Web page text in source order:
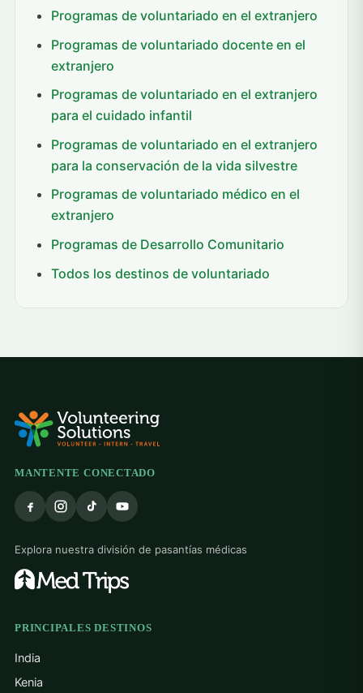
Programas de voluntariado en el extranjero
Programas de voluntariado docente en el
extranjero
Programas de voluntariado en el extranjero
para el cuidado infantil
Programas de voluntariado en el extranjero
para la conservación de la vida silvestre
Programas de voluntariado médico en el
extranjero
Programas de Desarrollo Comunitario
Todos los destinos de voluntariado
MANTENTE CONECTADO
Explora nuestra división de pasantías médicas
PRINCIPALES DESTINOS
India
Kenia